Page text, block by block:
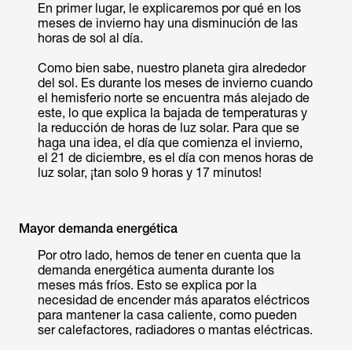
En primer lugar, le explicaremos por qué en los
meses de invierno hay una disminución de las
horas de sol al día.
Como bien sabe, nuestro planeta gira alrededor
del sol. Es durante los meses de invierno cuando
el hemisferio norte se encuentra más alejado de
este, lo que explica la bajada de temperaturas y
la reducción de horas de luz solar. Para que se
haga una idea, el día que comienza el invierno,
el 21 de diciembre, es el día con menos horas de
luz solar, ¡tan solo 9 horas y 17 minutos!
Mayor demanda energética
Por otro lado, hemos de tener en cuenta que la
demanda energética aumenta durante los
meses más fríos. Esto se explica por la
necesidad de encender más aparatos eléctricos
para mantener la casa caliente, como pueden
ser calefactores, radiadores o mantas eléctricas.